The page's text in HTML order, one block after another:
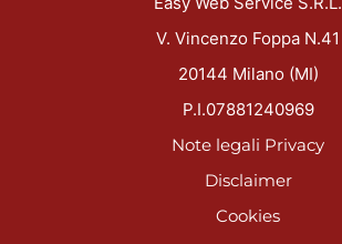
V. Vincenzo Foppa N.41
20144 Milano (MI)
P.I.07881240969
Note legali Privacy
Disclaimer
Cookies